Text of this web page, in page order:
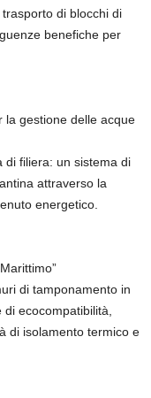
di blocchi di
benefiche per
la gestione delle acque
di filiera: un sistema di
attraverso la
energetico.
di tamponamento in
ecocompatibilità,
di isolamento termico e